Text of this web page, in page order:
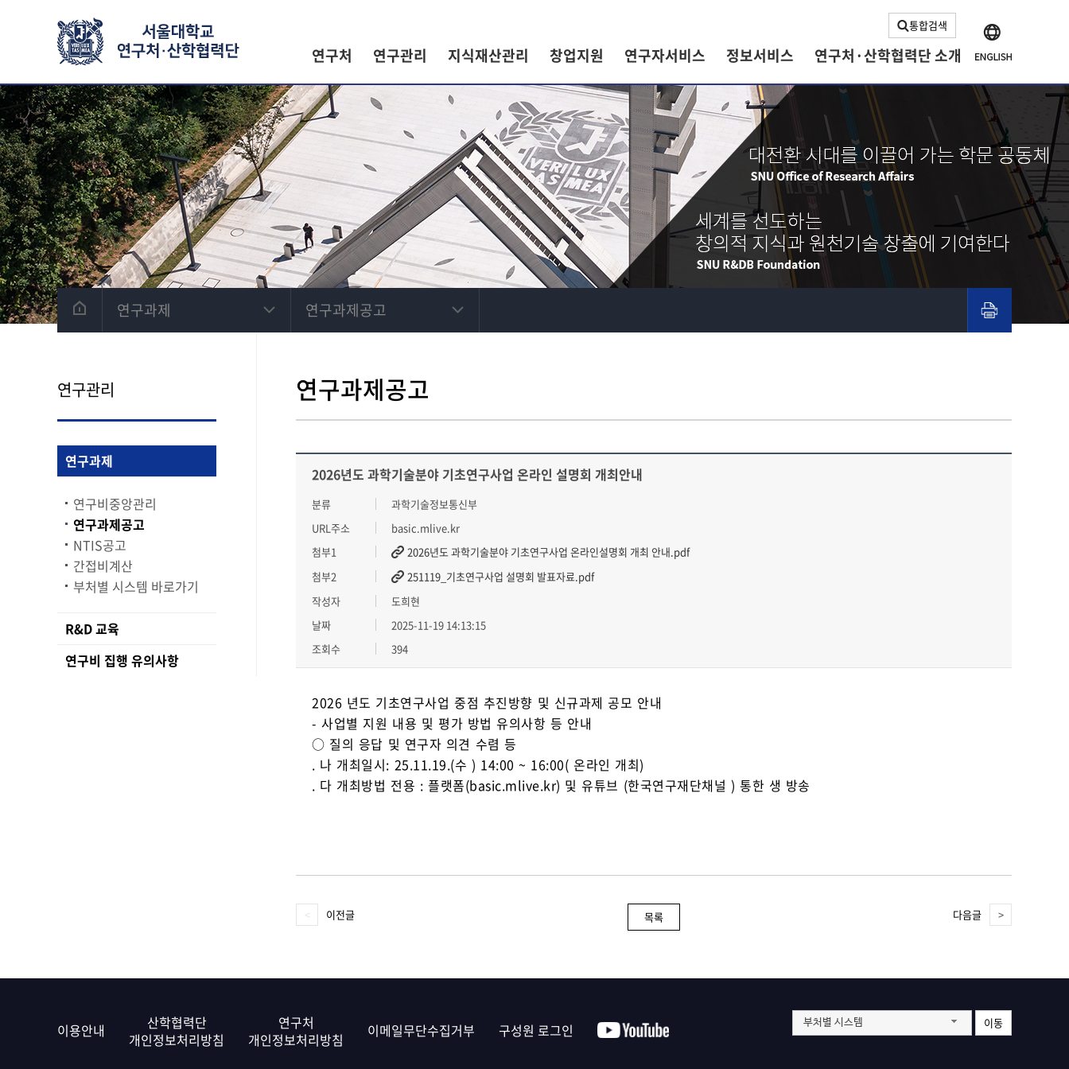
통합검색
연구처 연구관리 지식재산관리 창업지원 연구자서비스 정보서비스 연구처·산학협력단 소개
연구과제 연구과제공고
연구관리
연구과제
연구비중앙관리
연구과제공고
NTIS공고
간접비계산
부처별 시스템 바로가기
R&D 교육
연구비 집행 유의사항
연구과제공고
2026년도 과학기술분야 기초연구사업 온라인 설명회 개최안내
분류
과학기술정보통신부
URL주소
basic.mlive.kr
첨부1
2026년도 과학기술분야 기초연구사업 온라인설명회 개최 안내.pdf
첨부2
251119_기초연구사업 설명회 발표자료.pdf
작성자
도희현
날짜
2025-11-19 14:13:15
조회수
394
2026 년도 기초연구사업 중점 추진방향 및 신규과제 공모 안내
- 사업별 지원 내용 및 평가 방법 유의사항 등 안내
○ 질의 응답 및 연구자 의견 수렴 등
. 나 개최일시: 25.11.19.(수 ) 14:00 ~ 16:00( 온라인 개최)
. 다 개최방법 전용 : 플랫폼(basic.mlive.kr) 및 유튜브 (한국연구재단채널 ) 통한 생 방송
이전글 목록 다음글
이용안내
산학협력단
개인정보처리방침
연구처
개인정보처리방침
이메일무단수집거부 구성원 로그인 부처별 시스템 이동